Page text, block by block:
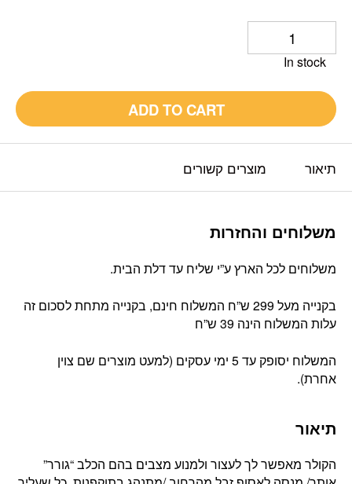
In stock
ADD TO CART
תיאור מוצרים קשורים
משלוחים והחזרות
משלוחים לכל הארץ ע”י שליח עד דלת הבית.
בקנייה מעל 299 ש”ח המשלוח חינם, בקנייה מתחת לסכום זה
עלות המשלוח הינה 39 ש”ח
המשלוח יסופק עד 5 ימי עסקים (למעט מוצרים שם צוין
אחרת).
תיאור
הקולר מאפשר לך לעצור ולמנוע מצבים בהם הכלב “גורר”